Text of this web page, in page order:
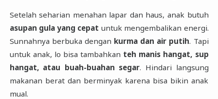
Setelah seharian menahan lapar dan haus, anak butuh
asupan gula yang cepat untuk mengembalikan energi.
Sunnahnya berbuka dengan kurma dan air putih. Tapi
untuk anak, lo bisa tambahkan teh manis hangat, sup
hangat, atau buah-buahan segar. Hindari langsung
makanan berat dan berminyak karena bisa bikin anak
mual.